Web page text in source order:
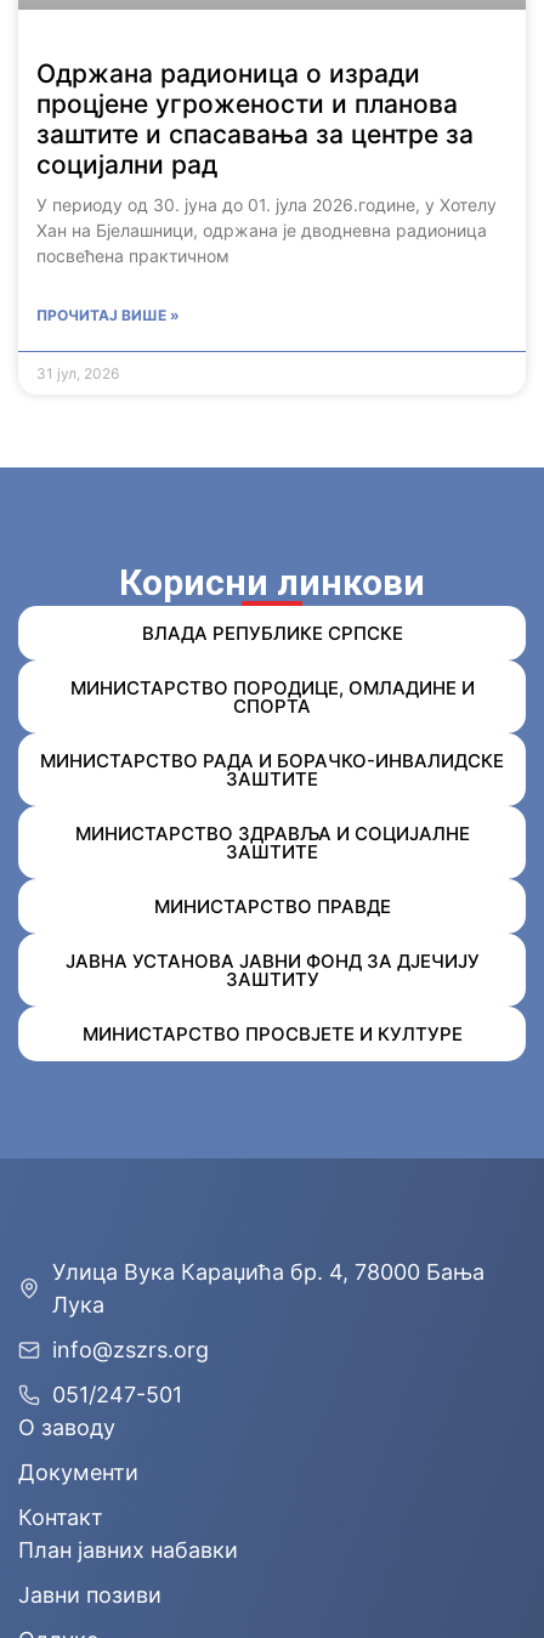
Одржана радионица о изради
процјене угрожености и планова
заштите и спасавања за центре за
социјални рад
У периоду од 30. јуна до 01. јула 2026.године, у Хотелу
Хан на Бјелашници, одржана је дводневна радионица
посвећена практичном
ПРОЧИТАЈ ВИШЕ »
31 јул, 2026
Корисни линкови
ВЛАДА РЕПУБЛИКЕ СРПСКЕ
МИНИСТАРСТВО ПОРОДИЦЕ, ОМЛАДИНЕ И
СПОРТА
МИНИСТАРСТВО РАДА И БОРАЧКО-ИНВАЛИДСКЕ
ЗАШТИТЕ
МИНИСТАРСТВО ЗДРАВЉА И СОЦИЈАЛНЕ
ЗАШТИТЕ
МИНИСТАРСТВО ПРАВДЕ
ЈАВНА УСТАНОВА ЈАВНИ ФОНД ЗА ДЈЕЧИЈУ
ЗАШТИТУ
МИНИСТАРСТВО ПРОСВЈЕТЕ И КУЛТУРЕ
Улицa Вука Караџића бр. 4, 78000 Бања
Лука
info@zszrs.org
051/247-501
О заводу
Документи
Контакт
План јавних набавки
Јавни позиви